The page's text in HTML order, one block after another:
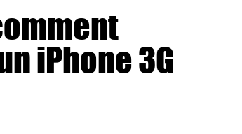
iPhone 3G